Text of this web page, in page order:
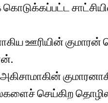
ஊரியின் குமாரன்
செய்கிற